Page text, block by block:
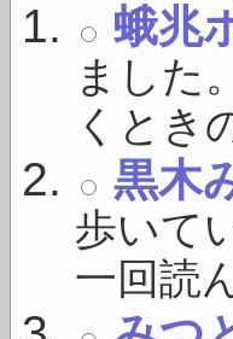
蛾兆
ました
くとき
黒木
歩いて
一回読